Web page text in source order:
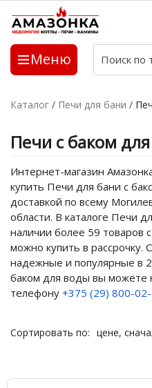
Меню
Каталог / Печи для бани /
Печи с баком
Интернет-магазин
купить Печи для бани с
доставкой по всему
области. В каталоге Печи
наличии более 59 товаров
можно купить в рассрочку.
надежные и популярные в
баком для воды вы можете
телефону +375 (29) 800-
Сортировать по: цене,